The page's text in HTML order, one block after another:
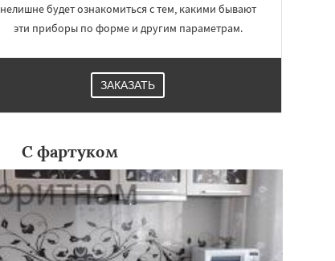
нелишне будет ознакомиться с тем, какими бывают
эти приборы по форме и другим параметрам.
ЗАКАЗАТЬ
С фартуком